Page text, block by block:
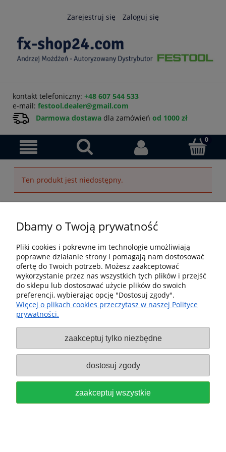
Zarejestruj się Zaloguj się
kontakt telefoniczny: +48 607 544 533
e-mail: festool.dealer@gmail.com
Darmowa dostawa dla zamówień od 1000 zł
Ten produkt jest niedostępny.
Moje konto
Gwarancja i zwroty
Sklep fx-shop24.com | ul. Henryka Pobożnego 10, Krosno
Odrzańskie 66-600, woj. lubuskie | tel:607544533| email:
pokaż pełną wersję strony
Sklep internetowy Shoper Premium
Dbamy o Twoją prywatność
Pliki cookies i pokrewne im technologie umożliwiają
poprawne działanie strony i pomagają nam dostosować
ofertę do Twoich potrzeb. Możesz zaakceptować
wykorzystanie przez nas wszystkich tych plików i przejść
do sklepu lub dostosować użycie plików do swoich
preferencji, wybierając opcję "Dostosuj zgody".
Więcej o plikach cookies przeczytasz w naszej Polityce
prywatności.
zaakceptuj tylko niezbędne
dostosuj zgody
zaakceptuj wszystkie